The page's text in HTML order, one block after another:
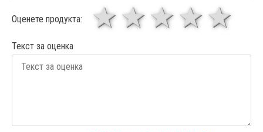
Оценете продукта: 4
3
звезди
1 звезда
Текст за оценка